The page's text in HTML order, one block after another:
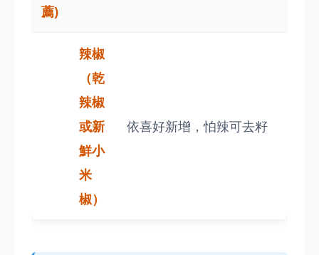
薦)
辣椒
（乾
辣椒
或新
鮮小
米
椒）
依喜好新增，怕辣可去籽